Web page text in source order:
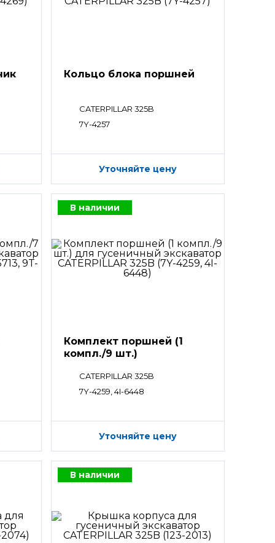
Кольцо блока поршней
CATERPILLAR 325B
7Y-4257
Уточняйте цену
В наличии
Комплект поршней (1
компл./9 шт.)
CATERPILLAR 325B
7Y-4259, 4I-6448
Уточняйте цену
В наличии